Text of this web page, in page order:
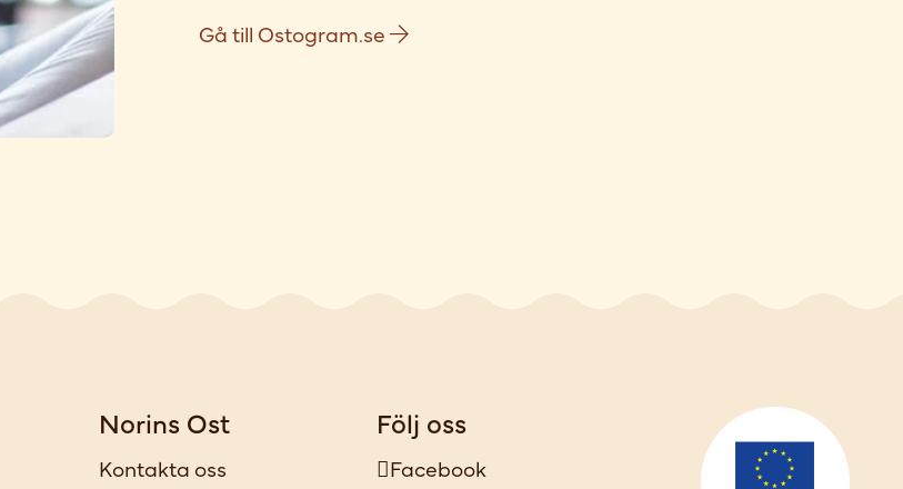
Gå till Ostogram.se
Norins Ost
Kontakta oss
Följ oss
Facebook